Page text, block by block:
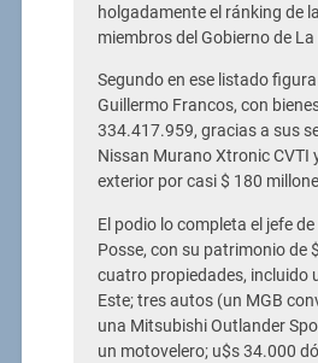
holgadamente el ránking de
miembros del Gobierno de
Segundo en ese listado
Guillermo Francos, con
334.417.959, gracias a sus
Nissan Murano Xtronic CVTI
exterior por casi $ 180
El podio lo completa el jefe
Posse, con su patrimonio de
cuatro propiedades, incluido
Este; tres autos (un MGB
una Mitsubishi Outlander
un motovelero; u$s 34.000